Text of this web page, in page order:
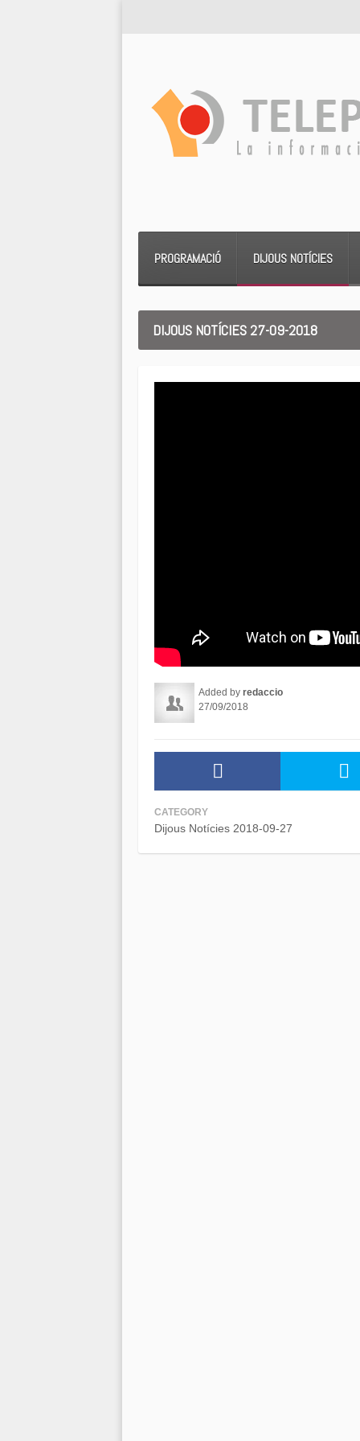
PROGRAMACIÓ DIJOUS NOTÍCIES
DIJOUS NOTÍCIES 27-09-2018
Added by redaccio
27/09/2018
CATEGORY
Dijous Notícies 2018-09-27